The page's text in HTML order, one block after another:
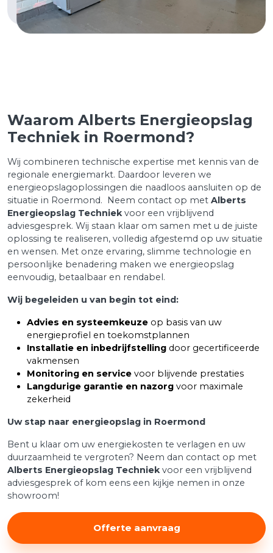
Waarom Alberts Energieopslag
Techniek in Roermond?
Wij combineren technische expertise met kennis van de
regionale energiemarkt. Daardoor leveren we
energieopslagoplossingen die naadloos aansluiten op de
situatie in Roermond. Neem contact op met Alberts
Energieopslag Techniekvoor een vrijblijvend
adviesgesprek. Wij staan klaar om samen met u de juiste
oplossing te realiseren, volledig afgestemd op uw situatie
en wensen. Met onze ervaring, slimme technologie en
persoonlijke benadering maken we energieopslag
eenvoudig, betaalbaar en rendabel.
Wij begeleiden u van begin tot eind:
Advies en systeemkeuze op basis van uw
energieprofiel en toekomstplannen
Installatie en inbedrijfstelling door gecertificeerde
vakmensen
Monitoring en service voor blijvende prestaties
Langdurige garantie en nazorg voor maximale
zekerheid
Uw stap naar energieopslag in Roermond
Bent u klaar om uw energiekosten te verlagen en uw
duurzaamheid te vergroten? Neem dan contact op met
Alberts Energieopslag Techniekvoor een vrijblijvend
adviesgesprek of kom eens een kijkje nemen in onze
showroom!
Offerte aanvraag